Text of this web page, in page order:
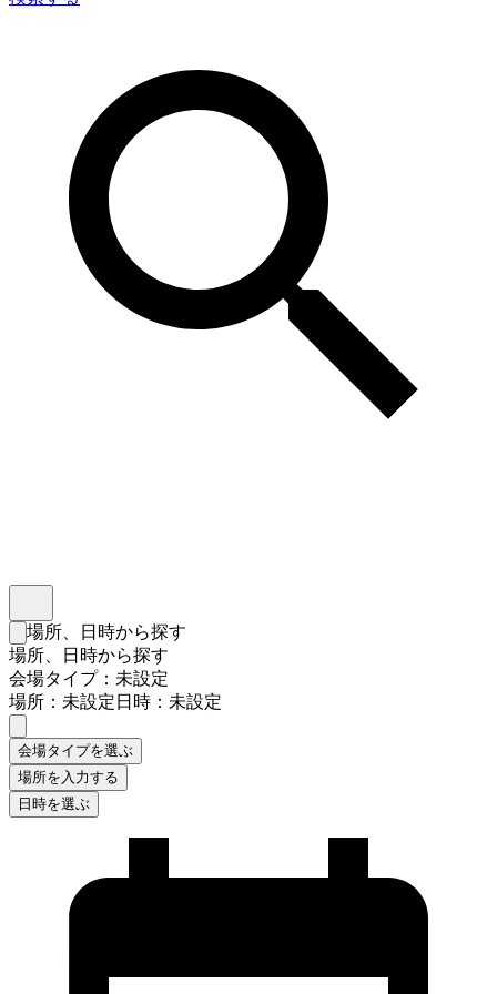
検索フォームを閉じる
場所、日時から探す
場所、日時から探す
会場タイプ：未設定
場所：未設定日時：未設定
会場タイプを選ぶ
場所を入力する
日時を選ぶ